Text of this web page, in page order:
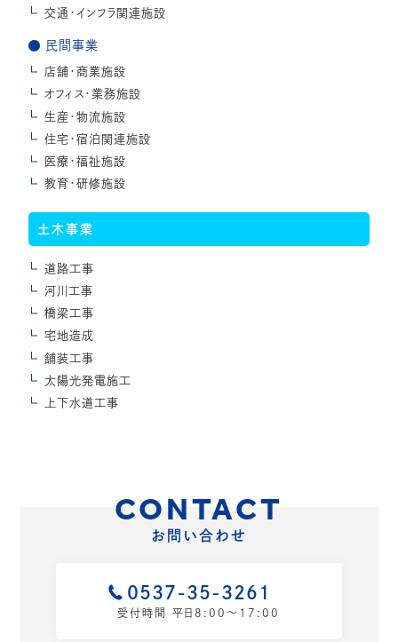
交通・インフラ関連施設
民間事業
店舗・商業施設
オフィス・業務施設
生産・物流施設
住宅・宿泊関連施設
医療・福祉施設
教育・研修施設
土木事業
道路工事
河川工事
橋梁工事
宅地造成
舗装工事
太陽光発電施工
上下水道工事
CONTACT
お問い合わせ
0537-35-3261
受付時間 平日8:00〜17:00